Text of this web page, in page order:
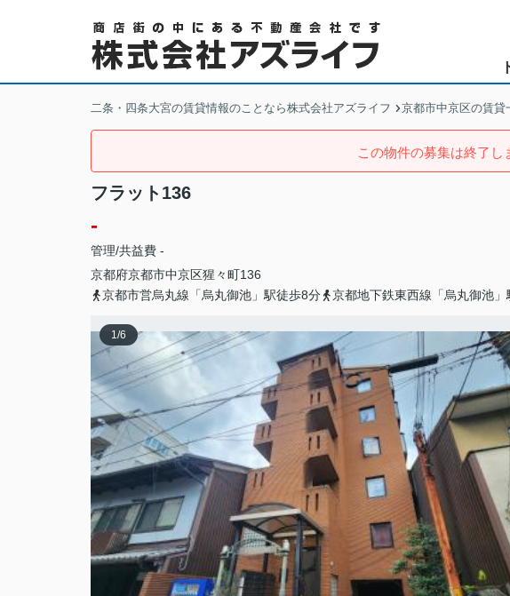
二条・四条大宮の賃貸情報のことなら株式会社アズライフ 京都市中京区の賃貸
この物件の募集は終了し
フラット136
-
管理/共益費 -
京都府京都市中京区猩々町136
京都市営烏丸線「烏丸御池」駅徒歩8分
京都地下鉄東西線「烏丸御池」
1/6